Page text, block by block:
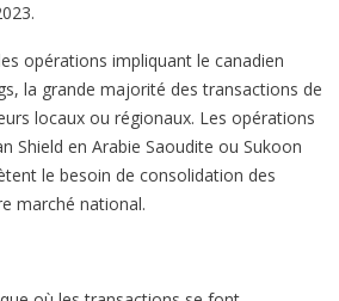
opérations impliquant le canadien
la grande majorité des transactions de
locaux ou régionaux. Les opérations
Shield en Arabie Saoudite ou Sukoon
le besoin de consolidation des
marché national.